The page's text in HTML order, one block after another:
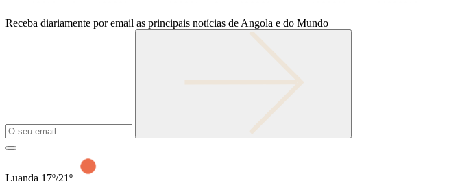
Receba diariamente por email as principais notícias de Angola e do Mundo
Luanda 17º/21º